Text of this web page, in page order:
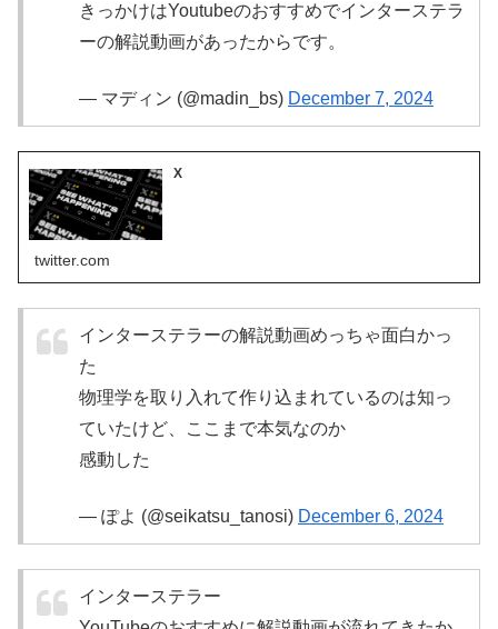
きっかけはYoutubeのおすすめでインターステラ
ーの解説動画があったからです。
— マディン (@madin_bs) December 7, 2024
X
twitter.com
インターステラーの解説動画めっちゃ面白かっ
た
物理学を取り入れて作り込まれているのは知っ
ていたけど、ここまで本気なのか
感動した
— ぽよ (@seikatsu_tanosi) December 6, 2024
インターステラー